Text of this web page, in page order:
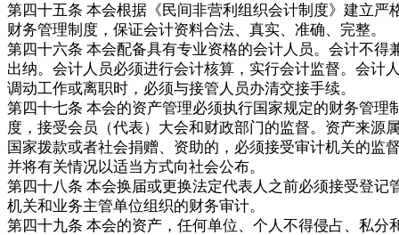
第四十五条 本会根据《民间非营利组织会计制度》建立严
财务管理制度，保证会计资料合法、真实、准确、完整。
第四十六条 本会配备具有专业资格的会计人员。会计不得
出纳。会计人员必须进行会计核算，实行会计监督。会计
调动工作或离职时，必须与接管人员办清交接手续。
第四十七条 本会的资产管理必须执行国家规定的财务管理
度，接受会员（代表）大会和财政部门的监督。资产来源
国家拨款或者社会捐赠、资助的，必须接受审计机关的监
并将有关情况以适当方式向社会公布。
第四十八条 本会换届或更换法定代表人之前必须接受登记
机关和业务主管单位组织的财务审计。
第四十九条 本会的资产，任何单位、个人不得侵占、私分